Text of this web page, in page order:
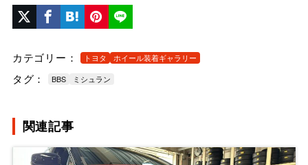
カテゴリー： トヨタ ホイール装着ギャラリー
タグ： BBS ミシュラン
関連記事